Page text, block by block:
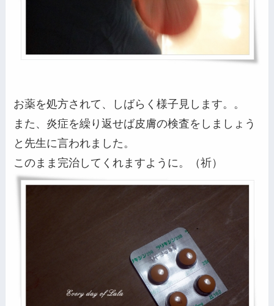
お薬を処方されて、しばらく様子見します。。
また、炎症を繰り返せば皮膚の検査をしましょう
と先生に言われました。
このまま完治してくれますように。（祈）